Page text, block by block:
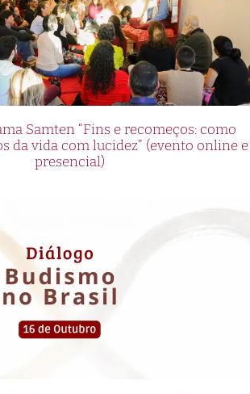
Samten “Fins e recomeços: como
da vida com lucidez” (evento online e
presencial)